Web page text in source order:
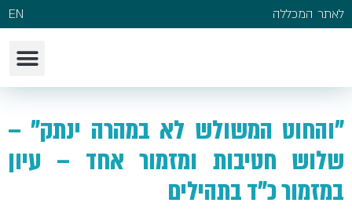
לאתר המכללה EN
"והחוט המשולש לא במהרה ינתק" –
שלוש חטיבות ומזמור אחד – עיון
במזמור כ"ד בתהילים